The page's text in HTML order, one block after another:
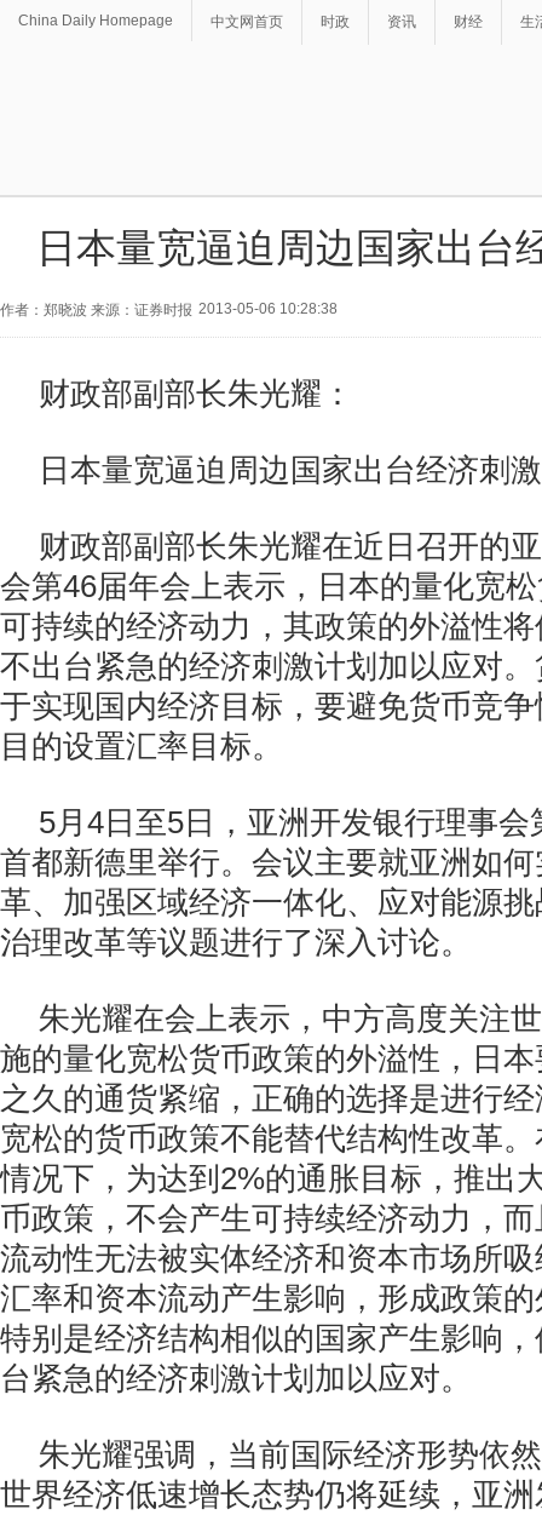
China Daily Homepage 中文网首页 时政 资讯 财经 生
日本量宽逼迫周边国家出台
作者：郑晓波 来源：证券时报 2013-05-06 10:28:38
财政部副部长朱光耀：
日本量宽逼迫周边国家出台经济刺
财政部副部长朱光耀在近日召开的
会第46届年会上表示，日本的量化宽
可持续的经济动力，其政策的外溢性
不出台紧急的经济刺激计划加以应对
于实现国内经济目标，要避免货币竞
目的设置汇率目标。
5月4日至5日，亚洲开发银行理事
首都新德里举行。会议主要就亚洲如
革、加强区域经济一体化、应对能源
治理改革等议题进行了深入讨论。
朱光耀在会上表示，中方高度关注
施的量化宽松货币政策的外溢性，日
之久的通货紧缩，正确的选择是进行
宽松的货币政策不能替代结构性改革
情况下，为达到2%的通胀目标，推出
币政策，不会产生可持续经济动力，
流动性无法被实体经济和资本市场所
汇率和资本流动产生影响，形成政策
特别是经济结构相似的国家产生影响
台紧急的经济刺激计划加以应对。
朱光耀强调，当前国际经济形势依
世界经济低速增长态势仍将延续，亚